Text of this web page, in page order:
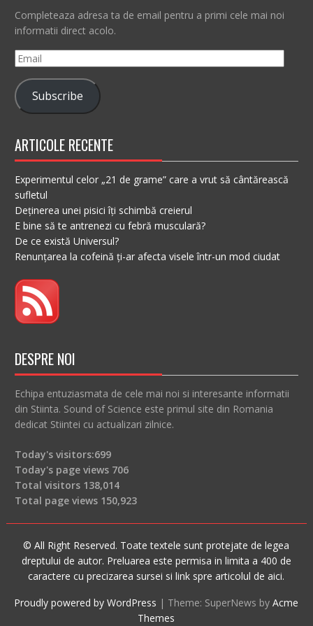
Completeaza adresa ta de email pentru a primi cele mai noi
informatii direct acolo.
Email
Subscribe
ARTICOLE RECENTE
Experimentul celor „21 de grame” care a vrut să cântărească
sufletul
Deținerea unei pisici îți schimbă creierul
E bine să te antrenezi cu febră musculară?
De ce există Universul?
Renunțarea la cofeină ți-ar afecta visele într-un mod ciudat
DESPRE NOI
Echipa entuziasmata de cele mai noi si interesante informatii
din Stiinta. Sound of Science este primul site din Romania
dedicat Stiintei cu actualizari zilnice.
Today's visitors:699
Today's page views 706
Total visitors 138,014
Total page views 150,923
© All Right Reserved. Toate textele sunt protejate de legea
dreptului de autor. Preluarea este permisa in limita a 400 de
caractere cu precizarea sursei si link spre articolul de aici.
Proudly powered by WordPress | Theme: SuperNews byAcme
Themes